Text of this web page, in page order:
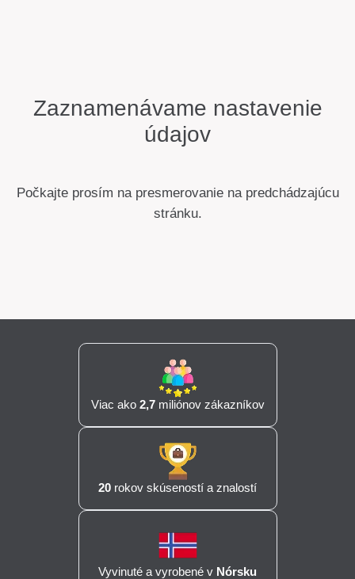
Zaznamenávame nastavenie
údajov
Počkajte prosím na presmerovanie na predchádzajúcu
stránku.
Viac ako 2,7miliónov zákazníkov
20 rokov skúseností a znalostí
Vyvinuté a vyrobené v Nórsku